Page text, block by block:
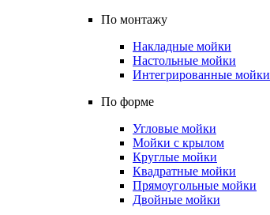
По монтажу
Накладные мойки
Настольные мойки
Интегрированные мойки
По форме
Угловые мойки
Мойки с крылом
Круглые мойки
Квадратные мойки
Прямоугольные мойки
Двойные мойки